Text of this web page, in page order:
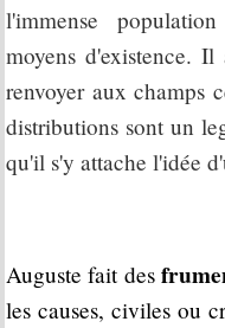
l'immense
moyens d'existence.
renvoyer aux champs
distributions sont un
qu'il s'y attache l'idée
Auguste fait des
les causes, civiles ou